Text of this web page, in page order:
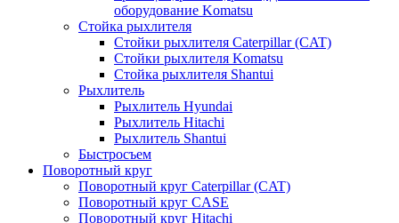
оборудование Komatsu
Стойка рыхлителя
Стойки рыхлителя Caterpillar (CAT)
Стойки рыхлителя Komatsu
Стойка рыхлителя Shantui
Рыхлитель
Рыхлитель Hyundai
Рыхлитель Hitachi
Рыхлитель Shantui
Быстросъем
Поворотный круг
Поворотный круг Caterpillar (CAT)
Поворотный круг CASE
Поворотный круг Hitachi